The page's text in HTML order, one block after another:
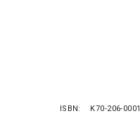
ISBN K70-206-0001